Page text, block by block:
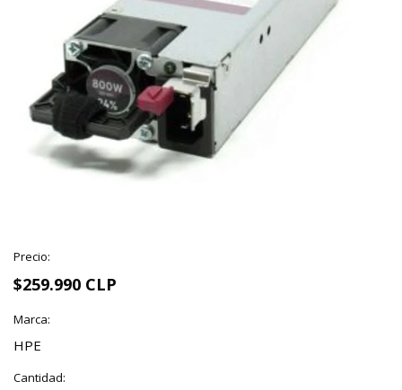
Precio:
$259.990 CLP
Marca:
HPE
Cantidad: